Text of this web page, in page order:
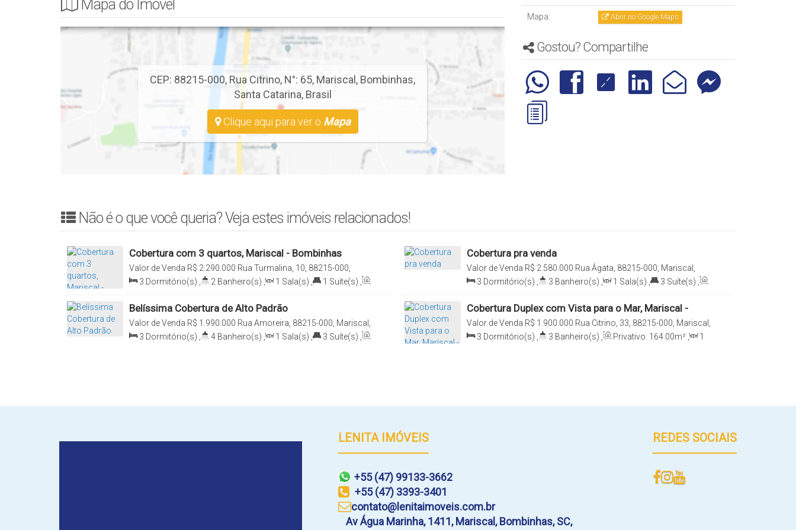
Cobertura Nova,
Edifício com elevador.
Condições de Pagamento: Não aceitamos permuta por outros imóves e parcelamento em no máximo 24 vezes (com
Mapa do Imóvel
CEP: 88215-000, Rua Citrino, N°: 65, Mariscal, Bombinhas,
Santa Catarina, Brasil
Clique aqui para ver o Mapa
Mapa: Abrir no Google Maps
Gostou? Compartilhe
Não é o que você queria? Veja estes imóveis relacionados!
Cobertura com 3 quartos, Mariscal - Bombinhas
R$ 2.290.000
Valor de Venda
Rua Turmalina, 10, 88215-000,
Mariscal, Bombinhas, Santa Catarina, Brasil
3 Dormitório(s) 2 Banheiro(s) 1 Sala(s) 1 Suíte(s)
Cobertura pra venda
R$ 2.580.000
Valor de Venda
Rua Ágata, 88215-000, Mariscal,
Bombinhas, Santa Catarina, Brasil
3 Dormitório(s) 3 Banheiro(s) 1 Sala(s) 3 Suíte(s)
Belíssima Cobertura de Alto Padrão
R$ 1.990.000
Valor de Venda
Rua Amoreira, 88215-000, Mariscal,
Bombinhas, Santa Catarina, Brasil
3 Dormitório(s) 4 Banheiro(s) 1 Sala(s) 3 Suíte(s)
Cobertura Duplex com Vista para o Mar, Mariscal -
Bombinhas
R$ 1.900.000
Valor de Venda
Rua Citrino, 33, 88215-000, Mariscal,
Bombinhas, Santa Catarina, Brasil
3 Dormitório(s) 3 Banheiro(s) Privativo: 164.00m²
1
LENITA IMÓVEIS
+55 (47) 99133-3662
+55 (47) 3393-3401
contato@lenitaimoveis.com.br
Av Água Marinha, 1411, Mariscal, Bombinhas, SC,
REDES SOCIAIS